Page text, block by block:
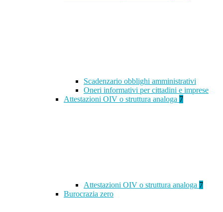
Scadenzario obblighi amministrativi
Oneri informativi per cittadini e imprese
Attestazioni OIV o struttura analoga 7
Attestazioni OIV o struttura analoga 7
Burocrazia zero